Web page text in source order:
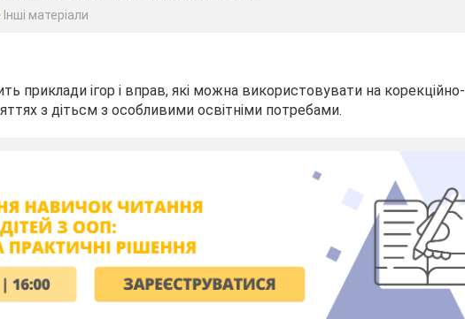
Інші матеріали
приклади ігор і вправ, які можна використовувати на корекційно-
з дітьсм з особливими освітніми потребами.